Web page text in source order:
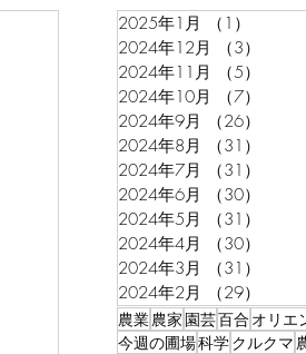
2025年1月 （1）
2024年12月
（3）
2024年11月
（5）
2024年10月
（7）
2024年9月
（26）
2024年8月
（31）
2024年7月
（31）
2024年6月
（30）
2024年5月
（31）
2024年4月
（30）
2024年3月
（31）
2024年2月
（29）
農業農家 園芸百合 オリエ
今週の圃場科学クルクマ